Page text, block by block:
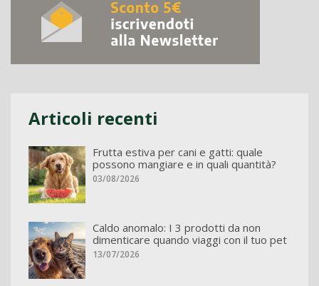
Articoli recenti
Frutta estiva per cani e gatti: quale
possono mangiare e in quali quantità?
03/08/2026
Caldo anomalo: I 3 prodotti da non
dimenticare quando viaggi con il tuo pet
13/07/2026